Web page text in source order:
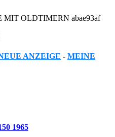
ANZEIGE - MEINE
1965